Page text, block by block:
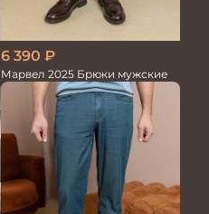
6 390 ₽
Марвел 2025 Брюки мужские